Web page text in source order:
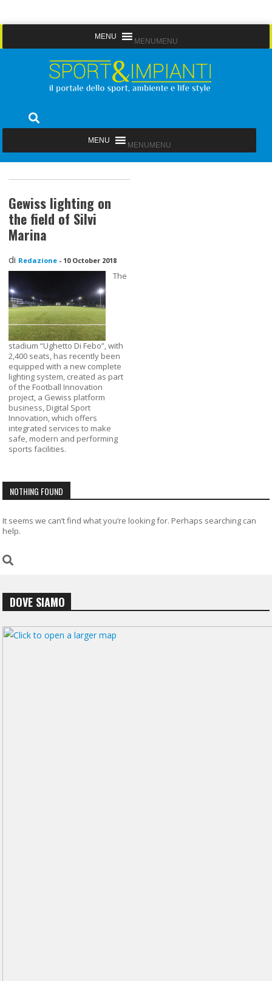
to
MENU MENU
Sport&Impianti
MENU MENU
Gewiss lighting on
the field of Silvi
Marina
di Redazione - 10 October 2018
The
stadium “Ughetto Di Febo”, with
2,400 seats, has recently been
equipped with a new complete
lighting system, created as part
of the Football Innovation
project, a Gewiss platform
business, Digital Sport
Innovation, which offers
integrated services to make
safe, modern and performing
sports facilities.
NOTHING FOUND
It seems we can’t find what you’re looking for. Perhaps searching can
help.
DOVE SIAMO